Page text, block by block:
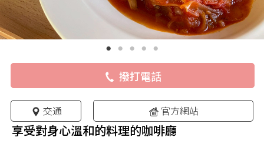
撥打電話
交通 官方網站
享受對身心溫和的料理的咖啡廳